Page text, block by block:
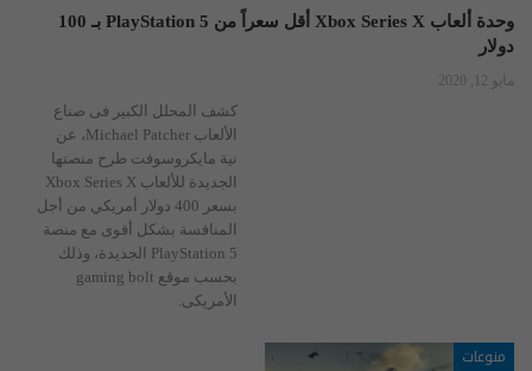
وحدة ألعاب Xbox Series X أقل سعراً من PlayStation 5 بـ 100
دولار
مايو 12, 2020
كشف المحلل الكبير فى صناع
الألعاب Michael Patcher، عن
نية مايكروسوفت طرح منصتها
الجديدة للألعاب Xbox Series X
بسعر 400 دولار أمريكي من أجل
المنافسة بشكل أقوى مع منصة
PlayStation 5 الجديدة، وذلك
بحسب موقع gaming bolt
الأمريكى.
منوعات